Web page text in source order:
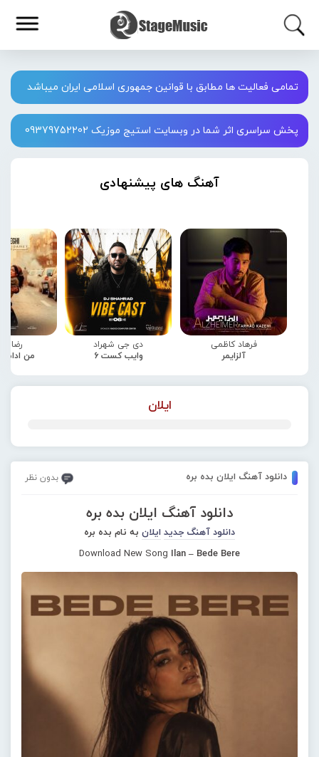
تمامی فعالیت ها مطابق با قوانین جمهوری اسلامی ایران میباشد
پخش سراسری اثر شما در وبسایت استیج موزیک 09379752202
آهنگ های پیشنهادی
فرهاد کاظمی
آلزایمر
دی جی شهراد
وایب کست 6
رضا
من
ایلان
دانلود آهنگ ایلان بده بره بدون نظر
دانلود آهنگ ایلان بده بره
دانلود آهنگ جدید ایلان به نام بده بره
Download New Song Ilan – Bede Bere